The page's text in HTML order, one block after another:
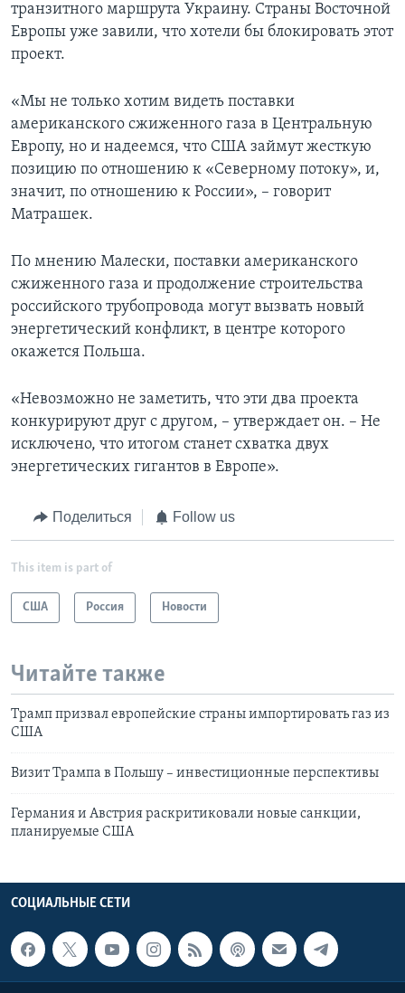
транзитного маршрута Украину. Страны Восточной
Европы уже завили, что хотели бы блокировать этот
проект.
«Мы не только хотим видеть поставки
американского сжиженного газа в Центральную
Европу, но и надеемся, что США займут жесткую
позицию по отношению к «Северному потоку», и,
значит, по отношению к России», – говорит
Матрашек.
По мнению Малески, поставки американского
сжиженного газа и продолжение строительства
российского трубопровода могут вызвать новый
энергетический конфликт, в центре которого
окажется Польша.
«Невозможно не заметить, что эти два проекта
конкурируют друг с другом, – утверждает он. – Не
исключено, что итогом станет схватка двух
энергетических гигантов в Европе».
Поделиться Follow us
This item is part of
США Россия Новости
Читайте также
Трамп призвал европейские страны импортировать газ из
США
Визит Трампа в Польшу – инвестиционные перспективы
Германия и Австрия раскритиковали новые санкции,
планируемые США
СОЦИАЛЬНЫЕ СЕТИ